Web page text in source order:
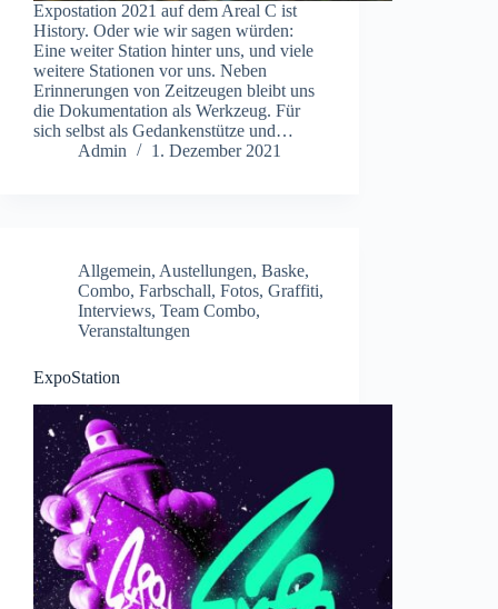
Expostation 2021 auf dem Areal C ist
History. Oder wie wir sagen würden:
Eine weiter Station hinter uns, und viele
weitere Stationen vor uns. Neben
Erinnerungen von Zeitzeugen bleibt uns
die Dokumentation als Werkzeug. Für
sich selbst als Gedankenstütze und…
Admin
1. Dezember 2021
Allgemein, Austellungen, Baske,
Combo, Farbschall, Fotos, Graffiti,
Interviews, Team Combo,
Veranstaltungen
ExpoStation